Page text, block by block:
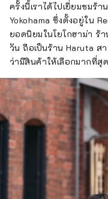
ครั้งนี้เราได้ไปเยี่ยมชมร้
Yokohama ซึ่งตั้งอยู่ใน
ยอดนิยมในโยโกฮาม่า ร้
วัน ถือเป็นร้าน Haruta ส
ว่ามีสินค้าให้เลือกมากที่สุ